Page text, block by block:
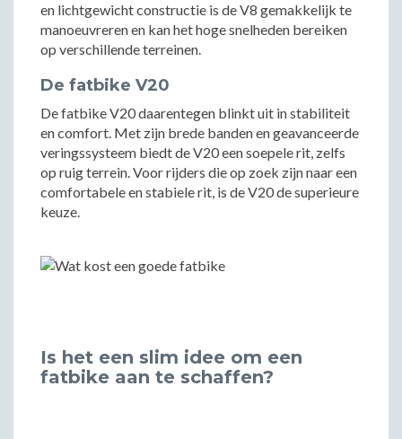
en lichtgewicht constructie is de V8 gemakkelijk te
manoeuvreren en kan het hoge snelheden bereiken
op verschillende terreinen.
De fatbike V20
De fatbike V20 daarentegen blinkt uit in stabiliteit
en comfort. Met zijn brede banden en geavanceerde
veringssysteem biedt de V20 een soepele rit, zelfs
op ruig terrein. Voor rijders die op zoek zijn naar een
comfortabele en stabiele rit, is de V20 de superieure
keuze.
Is het een slim idee om een
fatbike aan te schaffen?